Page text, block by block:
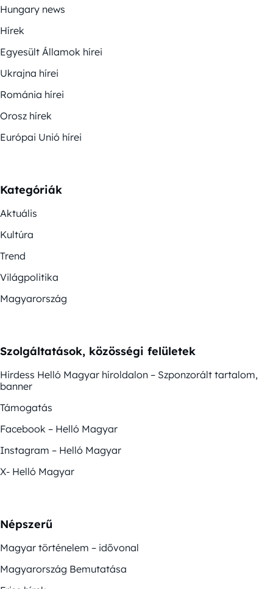
Hungary news
Hírek
Egyesült Államok hírei
Ukrajna hírei
Románia hírei
Orosz hírek
Európai Unió hírei
Kategóriák
Aktuális
Kultúra
Trend
Világpolitika
Magyarország
Szolgáltatások, közösségi felületek
Hirdess Helló Magyar híroldalon – Szponzorált tartalom,
banner
Támogatás
Facebook – Helló Magyar
Instagram – Helló Magyar
X- Helló Magyar
Népszerű
Magyar történelem – idővonal
Magyarország Bemutatása